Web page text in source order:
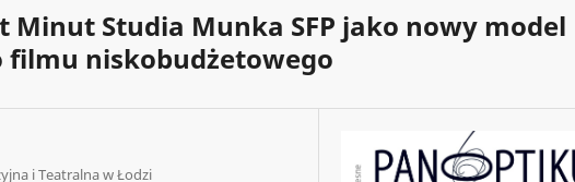
Minut Studia Munka SFP jako nowy model
niskobudżetowego
i Teatralna w Łodzi